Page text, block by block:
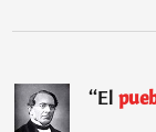
“El